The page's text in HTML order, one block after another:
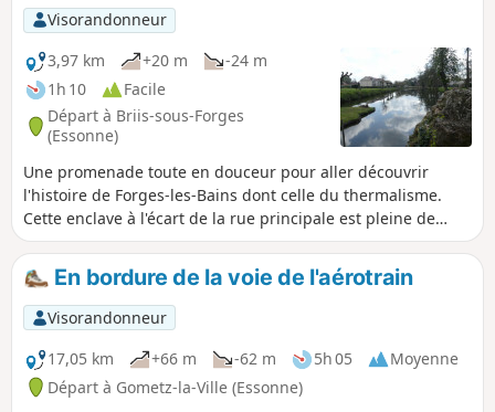
Visorandonneur
3,97 km
+20 m
-24 m
1h 10
Facile
Départ à Briis-sous-Forges
(Essonne)
Une promenade toute en douceur pour aller découvrir
l'histoire de Forges-les-Bains dont celle du thermalisme.
Cette enclave à l'écart de la rue principale est pleine de
tranquillité.
En bordure de la voie de l'aérotrain
Visorandonneur
17,05 km
+66 m -62 m 5h 05
Moyenne
Départ à Gometz-la-Ville (Essonne)